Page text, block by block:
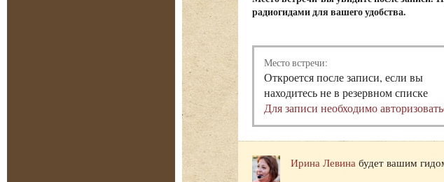
радиогидами для вашего удобства.
Место встречи:
Откроется после записи, если вы
находитесь не в резервном списке
Для записи необходимо
Ирина Левина будет вашим